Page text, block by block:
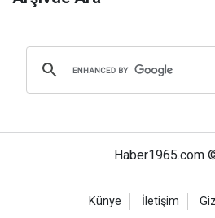
Haber1965.com
Künye İletişim